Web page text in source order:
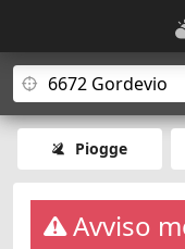
Piogge
Avviso